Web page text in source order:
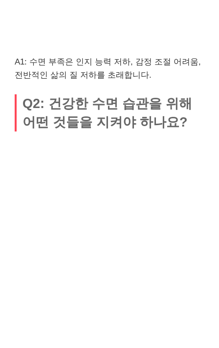
A1: 수면 부족은 인지 능력 저하, 감정 조절 어려움,
전반적인 삶의 질 저하를 초래합니다.
Q2: 건강한 수면 습관을 위해
어떤 것들을 지켜야 하나요?